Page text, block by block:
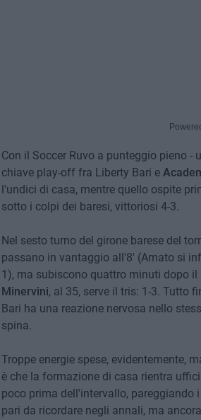
Con il Soccer Ruvo a punteggio pieno
chiave play-off fra Liberty Bari e
l'undici di casa, mentre quello ospite
sotto i colpi dei baresi, vittoriosi 4-3.
Nel sesto turno del girone barese del
passano in vantaggio all'8' (Amato si
1), ma subiscono quattro minuti dopo il
Minervini, al 35, serve il tris: 1-3. Tutto
Bari ha una reazione nervosa nello
spina.
Troppe energie spese, evidentemente,
è che la formazione di casa rientra
poco prima dell'intervallo, pareggiando
pari da ricordare negli annali, ma